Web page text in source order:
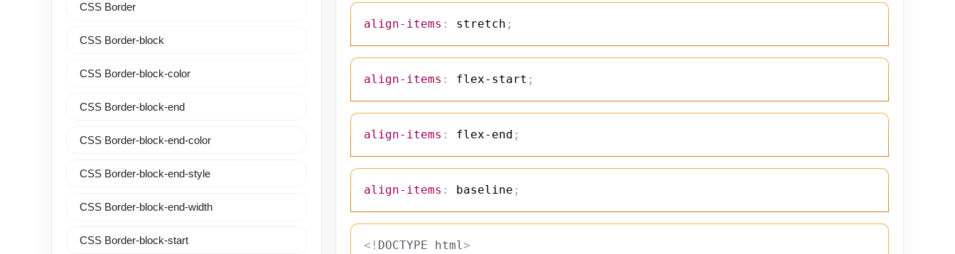
align-items : stretch ;
align-items : flex-start ;
align-items : flex-end ;
align-items : baseline ;
<! DOCTYPE html >
CSS Border
CSS Border-block
CSS Border-block-color
CSS Border-block-end
CSS Border-block-end-color
CSS Border-block-end-style
CSS Border-block-end-width
CSS Border-block-start